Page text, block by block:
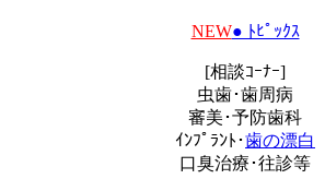
NEW● ﾄﾋﾟｯｸｽ
[相談ｺｰﾅｰ]
虫歯･歯周病
審美･予防歯科
ｲﾝﾌﾟﾗﾝﾄ･歯の漂白
口臭治療･往診等